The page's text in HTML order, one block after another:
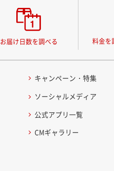
お届け日数を調べる 料金を
キャンペーン・特集
ソーシャルメディア
公式アプリ一覧
CMギャラリー